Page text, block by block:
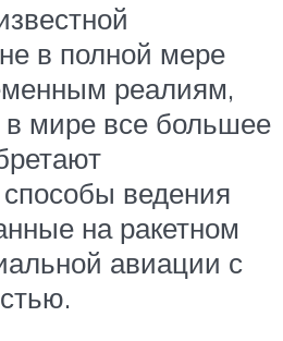
в полной мере
реалиям,
в мире все большее
ведения
на ракетном
авиации с